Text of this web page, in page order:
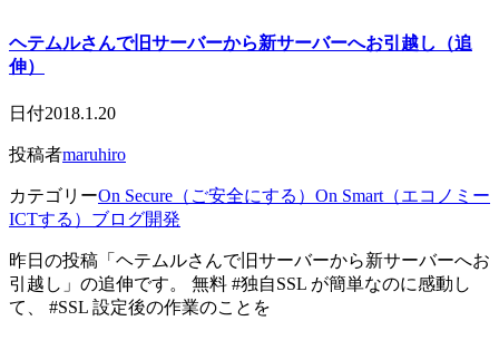
ヘテムルさんで旧サーバーから新サーバーへお引越し（追
伸）
日付2018.1.20
投稿者maruhiro
カテゴリーOn Secure（ご安全にする） On Smart（エコノミー
ICTする） ブログ開発
昨日の投稿「ヘテムルさんで旧サーバーから新サーバーへお
引越し」の追伸です。 無料 #独自SSL が簡単なのに感動し
て、 #SSL 設定後の作業のことを